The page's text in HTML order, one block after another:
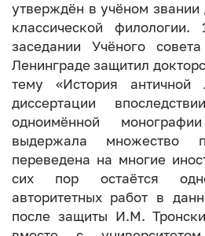
утверждён в учёном
классической
заседании Учёного
Ленинграде защитил
тему «История античной
диссертации
одноимённой
выдержала множество
переведена на многие
сих пор остаётся
авторитетных работ в
после защиты И.М.